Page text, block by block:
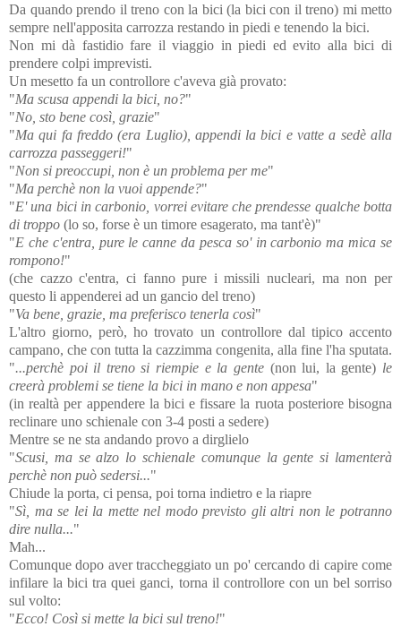
Da quando prendo il treno con la bici (la bici con il treno) mi metto
sempre nell'apposita carrozza restando in piedi e tenendo la bici.
Non mi dà fastidio fare il viaggio in piedi ed evito alla bici di
prendere colpi imprevisti.
Un mesetto fa un controllore c'aveva già provato:
"Ma scusa appendi la bici, no?"
"No, sto bene così, grazie"
"Ma qui fa freddo (era Luglio), appendi la bici e vatte a sedè alla
carrozza passeggeri!"
"Non si preoccupi, non è un problema per me"
"Ma perchè non la vuoi appende?"
"E' una bici in carbonio, vorrei evitare che prendesse qualche botta
di troppo (lo so, forse è un timore esagerato, ma tant'è)"
"E che c'entra, pure le canne da pesca so' in carbonio ma mica se
rompono!"
(che cazzo c'entra, ci fanno pure i missili nucleari, ma non per
questo li appenderei ad un gancio del treno)
"Va bene, grazie, ma preferisco tenerla così"
L'altro giorno, però, ho trovato un controllore dal tipico accento
campano, che con tutta la cazzimma congenita, alla fine l'ha sputata.
"...perchè poi il treno si riempie e la gente(non lui, la gente) le
creerà problemi se tiene la bici in mano e non appesa"
(in realtà per appendere la bici e fissare la ruota posteriore bisogna
reclinare uno schienale con 3-4 posti a sedere)
Mentre se ne sta andando provo a dirglielo
"Scusi, ma se alzo lo schienale comunque la gente si lamenterà
perchè non può sedersi..."
Chiude la porta, ci pensa, poi torna indietro e la riapre
"Sì, ma se lei la mette nel modo previsto gli altri non le potranno
dire nulla..."
Mah...
Comunque dopo aver traccheggiato un po' cercando di capire come
infilare la bici tra quei ganci, torna il controllore con un bel sorriso
sul volto:
"Ecco! Così si mette la bici sul treno!"